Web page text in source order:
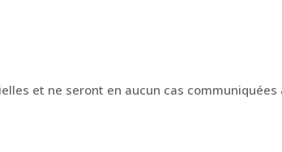
et ne seront en aucun cas